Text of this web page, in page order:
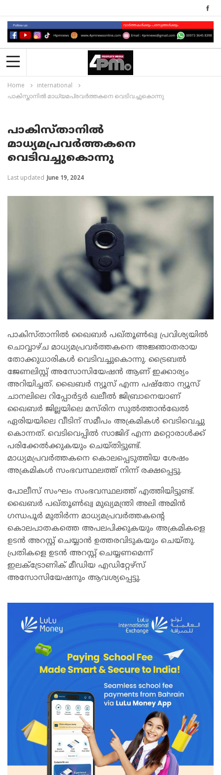
Home
international
പാകിസ്താനിൽ മാധ്യമപ്രവർത്തകനെ വെടിവച്ചുകൊന്നു
പാകിസ്താനിൽ
മാധ്യമപ്രവർത്തകനെ
വെടിവച്ചുകൊന്നു
Last updated June 19, 2024
പാകിസ്താനിൽ ഖൈബർ പഖ്തൂൺഖ്വ പ്രവിശ്യയിൽ
ചൊവ്വാഴ്ച മാധ്യമപ്രവർത്തകനെ അജ്ഞാതരായ
തോക്കുധാരികൾ വെടിവച്ചുകൊന്നു. ട്രൈബൽ
ജേണലിസ്റ്റ് അസോസിയേഷൻ ആണ് ഇക്കാര്യം
അറിയിച്ചത്. ഖൈബർ ന്യൂസ് എന്ന പഷ്തോ ന്യൂസ്
ചാനലിലെ റിപ്പോർട്ടർ ഖലീൽ ജിബ്രാനെയാണ്
ഖൈബർ ജില്ലയിലെ മസ്‌രിന സുൽത്താൻഖേൽ
ഏരിയയിലെ വീടിന് സമീപം അക്രമികൾ വെടിവെച്ചു
കൊന്നത്. വെടിവെപ്പിൽ സാജിദ് എന്ന മറ്റൊരാൾക്ക്
പരിക്കേൽക്കുകയും ചെയ്തിട്ടുണ്ട്.
മാധ്യമപ്രവർത്തകനെ കൊലപ്പെടുത്തിയ ശേഷം
അക്രമികൾ സംഭവസ്ഥലത്ത് നിന്ന് രക്ഷപ്പെട്ടു.
പോലീസ് സംഘം സംഭവസ്ഥലത്ത് എത്തിയിട്ടുണ്ട്.
ഖൈബർ പഖ്തൂൺഖ്വ മുഖ്യമന്ത്രി അലി അമിൻ
ഗന്ധപൂർ മുതിർന്ന മാധ്യമപ്രവർത്തകന്റെ
കൊലപാതകത്തെ അപലപിക്കുകയും അക്രമികളെ
ഉടൻ അറസ്റ്റ് ചെയ്യാൻ ഉത്തരവിടുകയും ചെയ്തു.
പ്രതികളെ ഉടൻ അറസ്റ്റ് ചെയ്യണമെന്ന്
ഇലക്‌ട്രോണിക് മീഡിയ എഡിറ്റേഴ്‌സ്
അസോസിയേഷനും ആവശ്യപ്പെട്ടു.